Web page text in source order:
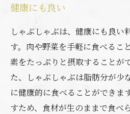
健康にも良い
しゃぶしゃぶは、健康にも良い
す。肉や野菜を手軽に食べるこ
素をたっぷりと摂取することが
た、しゃぶしゃぶは脂肪分が少
に健康的に食べることができま
すため、食材が生のままで食べ